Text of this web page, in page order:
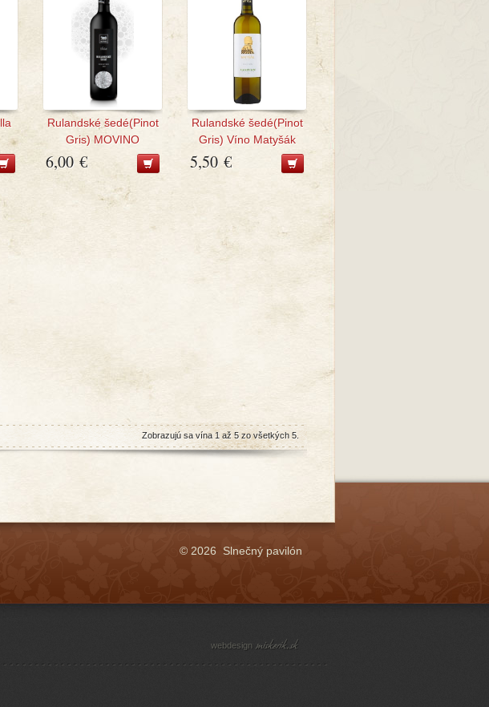
Rulandské šedé(Pinot
Gris) MOVINO
6,00 €
Rulandské šedé(Pinot
Gris) Víno Matyšák
5,50 €
Zobrazujú sa vína 1 až 5 zo všetkých 5.
© 2026 Slnečný pavilón
webdesign